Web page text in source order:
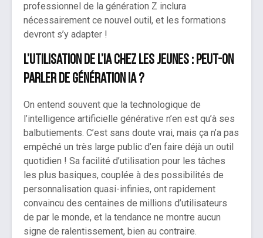
professionnel de la génération Z inclura
nécessairement ce nouvel outil, et les formations
devront s’y adapter !
L’utilisation de l’IA chez les jeunes : peut-on
parler de Génération IA ?
On entend souvent que la technologique de
l’intelligence artificielle générative n’en est qu’à ses
balbutiements. C’est sans doute vrai, mais ça n’a pas
empêché un très large public d’en faire déjà un outil
quotidien ! Sa facilité d’utilisation pour les tâches
les plus basiques, couplée à des possibilités de
personnalisation quasi-infinies, ont rapidement
convaincu des centaines de millions d’utilisateurs
de par le monde, et la tendance ne montre aucun
signe de ralentissement, bien au contraire.